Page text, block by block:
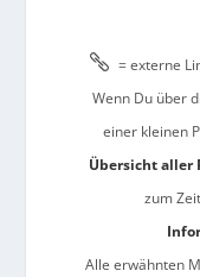
 = externe
Wenn Du über
einer kleinen
Übersicht aller
zum
Alle erwähnten